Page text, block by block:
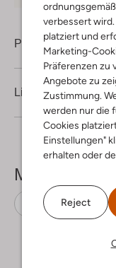
verbessert
platziert und
Marketing-
Präferenzen zu
Angebote zu
Zustimmung.
werden nur die
Cookies
Einstellungen"
erhalten oder
Reject
Produktinformation
Lieferung &
Mehr sehen
Sneaker High